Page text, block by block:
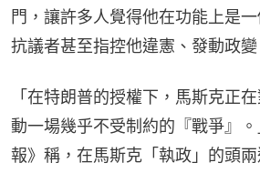
門，讓許多人覺得他在功能上是
抗議者甚至指控他違憲、發動政變
「在特朗普的授權下，馬斯克正
動一場幾乎不受制約的『戰爭』
報》稱，在馬斯克「執政」的頭